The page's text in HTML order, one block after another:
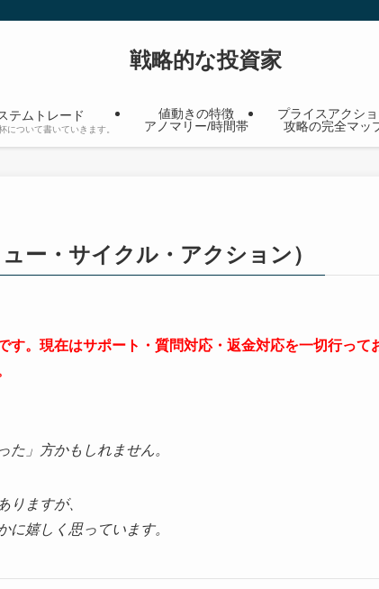
戦略的な投資家
テムトレード
について書いていきます。
値動きの特徴
アノマリー/時間帯
プライスアクシ
攻略の完全マッ
ー・サイクル・アクション）
。現在はサポート・質問対応・返金対応を一切行って
た」方かもしれません。
りますが、
に嬉しく思っています。